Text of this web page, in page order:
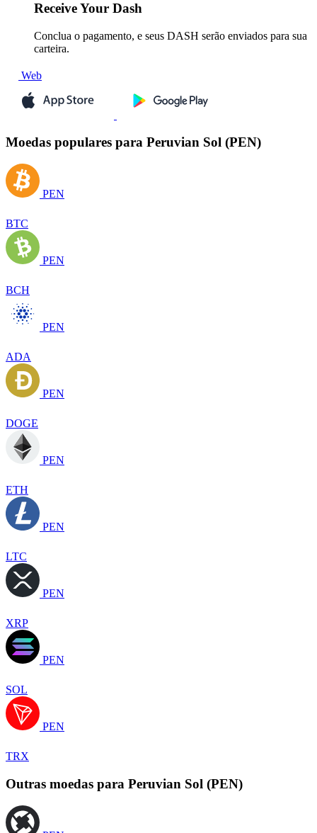
ReceiveYour Dash
Conclua o pagamento, e seus DASH serão enviados para sua
carteira.
Web
Moedas populares para Peruvian Sol (PEN)
PEN
BTC
PEN
BCH
PEN
ADA
PEN
DOGE
PEN
ETH
PEN
LTC
PEN
XRP
PEN
SOL
PEN
TRX
Outras moedas para Peruvian Sol (PEN)